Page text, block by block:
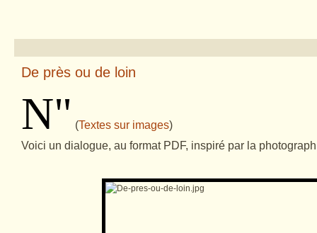
De près ou de loin
N" (Textes sur images)
Voici un dialogue, au format PDF, inspiré par la